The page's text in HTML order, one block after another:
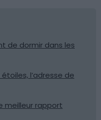
de dormir dans les
l’adresse de
meilleur rapport